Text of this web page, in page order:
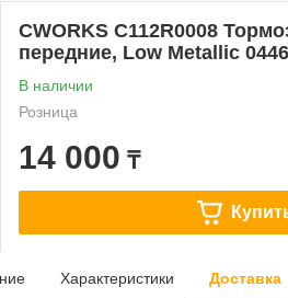
CWORKS C112R0008
передние, Low Metallic
В наличии
Розница
14 000 ₸
Характеристики Доставка